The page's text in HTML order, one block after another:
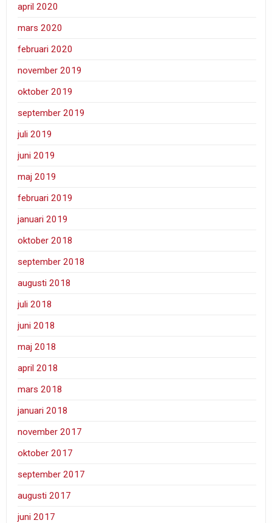
april 2020
mars 2020
februari 2020
november 2019
oktober 2019
september 2019
juli 2019
juni 2019
maj 2019
februari 2019
januari 2019
oktober 2018
september 2018
augusti 2018
juli 2018
juni 2018
maj 2018
april 2018
mars 2018
januari 2018
november 2017
oktober 2017
september 2017
augusti 2017
juni 2017